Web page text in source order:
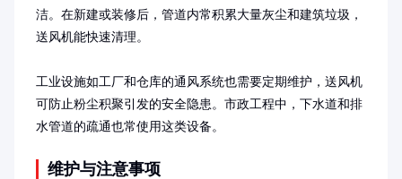
洁。在新建或装修后，管道内常积累大量灰尘和建筑垃圾，
送风机能快速清理。
工业设施如工厂和仓库的通风系统也需要定期维护，送风机
可防止粉尘积聚引发的安全隐患。市政工程中，下水道和排
水管道的疏通也常使用这类设备。
维护与注意事项